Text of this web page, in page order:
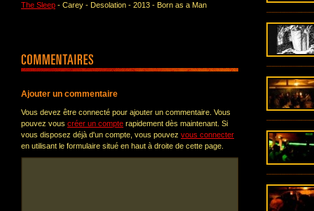
The Sleep - Carey - Desolation - 2013 - Born as a Man
Ajouter un commentaire
Vous devez être connecté pour ajouter un commentaire. Vous
pouvez vous créer un compte rapidement dès maintenant. Si
vous disposez déjà d'un compte, vous pouvez vous connecter
en utilisant le formulaire situé en haut à droite de cette page.